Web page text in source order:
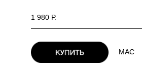
1 980 Р.
МАС